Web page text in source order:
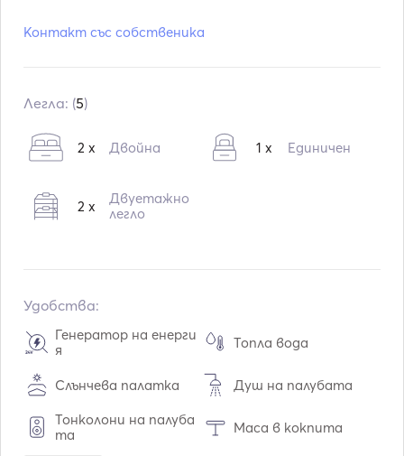
Преоборудване в:
Тип гориво:
Дизелово гориво
Воден капацитет:600 L
Контакт със собственика
Легла: (5)
2 x Двойна 1 x Единичен
2 x
Двуетажно
легло
Удобства:
Генератор на енерги
я
Топла вода
Слънчева палатка Душ на палубата
Тонколони на палуба
та
Маса в кокпита